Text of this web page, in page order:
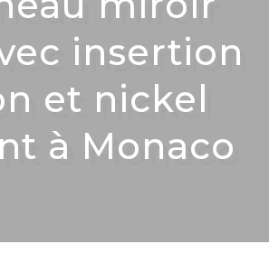
insertion
et nickel
à Monaco